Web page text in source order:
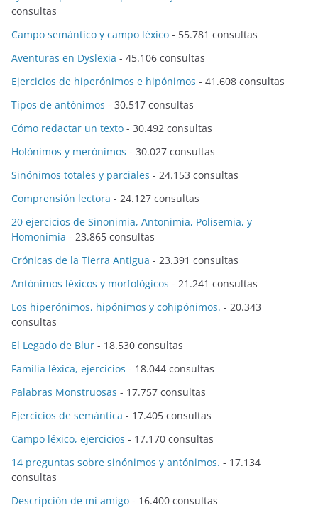
consultas
Campo semántico y campo léxico - 55.781 consultas
Aventuras en Dyslexia - 45.106 consultas
Ejercicios de hiperónimos e hipónimos - 41.608 consultas
Tipos de antónimos - 30.517 consultas
Cómo redactar un texto - 30.492 consultas
Holónimos y merónimos - 30.027 consultas
Sinónimos totales y parciales - 24.153 consultas
Comprensión lectora - 24.127 consultas
20 ejercicios de Sinonimia, Antonimia, Polisemia, y
Homonimia - 23.865 consultas
Crónicas de la Tierra Antigua - 23.391 consultas
Antónimos léxicos y morfológicos - 21.241 consultas
Los hiperónimos, hipónimos y cohipónimos. - 20.343
consultas
El Legado de Blur - 18.530 consultas
Familia léxica, ejercicios - 18.044 consultas
Palabras Monstruosas - 17.757 consultas
Ejercicios de semántica - 17.405 consultas
Campo léxico, ejercicios - 17.170 consultas
14 preguntas sobre sinónimos y antónimos. - 17.134
consultas
Descripción de mi amigo - 16.400 consultas